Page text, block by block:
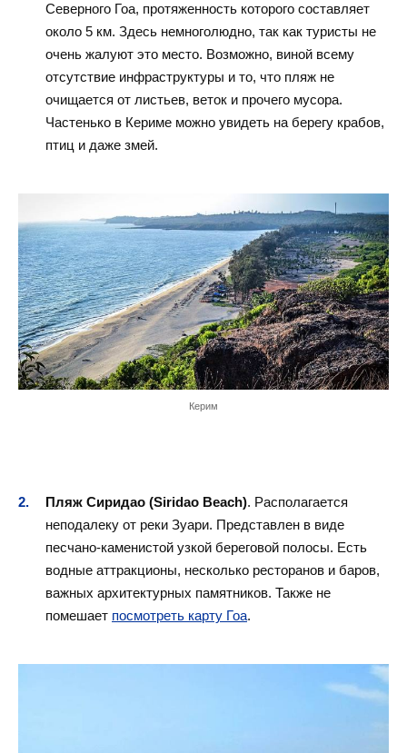
Северного Гоа, протяженность которого составляет
около 5 км. Здесь немноголюдно, так как туристы не
очень жалуют это место. Возможно, виной всему
отсутствие инфраструктуры и то, что пляж не
очищается от листьев, веток и прочего мусора.
Частенько в Кериме можно увидеть на берегу крабов,
птиц и даже змей.
Керим
Пляж Сиридао (Siridao Beach). Располагается
неподалеку от реки Зуари. Представлен в виде
песчано-каменистой узкой береговой полосы. Есть
водные аттракционы, несколько ресторанов и баров,
важных архитектурных памятников. Также не
помешает посмотреть карту Гоа.